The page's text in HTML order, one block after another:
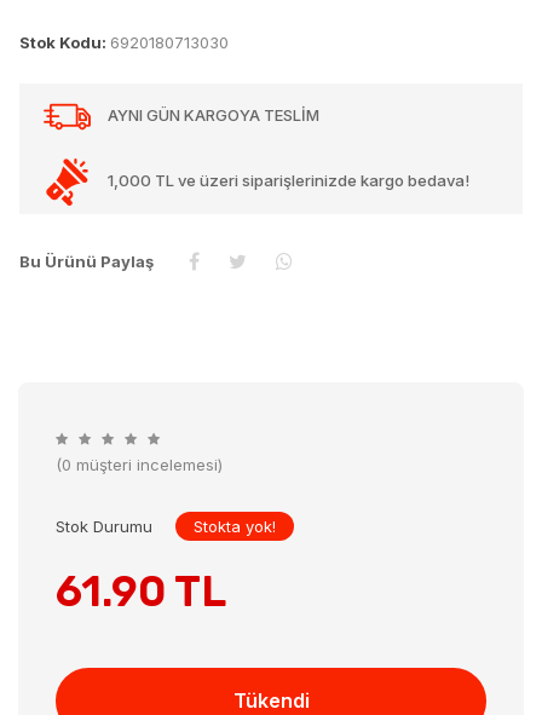
Stok Kodu: 6920180713030
AYNI GÜN KARGOYA TESLİM
1,000 TL ve üzeri siparişlerinizde kargo bedava!
Bu Ürünü Paylaş
(0 müşteri incelemesi)
Stok Durumu Stokta yok!
61.90 TL
Tükendi